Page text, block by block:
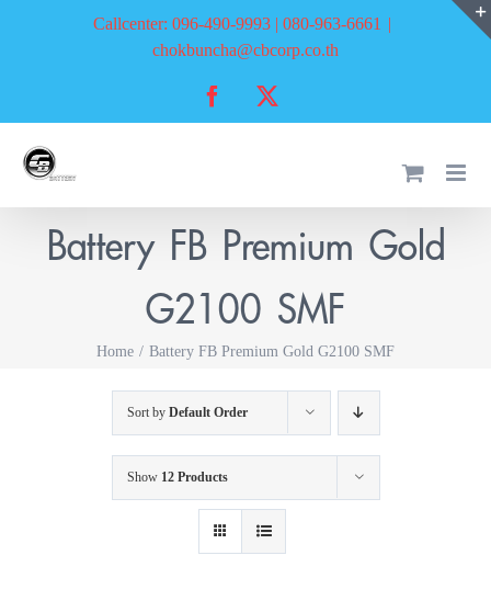
Callcenter: 096-490-9993 | 080-963-6661 |
chokbuncha@cbcorp.co.th
Facebook
Battery FB Premium Gold
G2100 SMF
Home Battery FB Premium Gold G2100 SMF
Sort by Default Order
Show 12 Products